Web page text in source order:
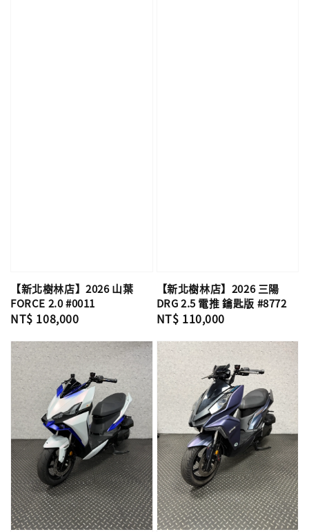
【新北樹林店】2026 山葉
FORCE 2.0 #0011
Regular
NT$ 108,000
【新北樹林店】2026 三陽
DRG 2.5 電推 鑰匙版 #8772
Regular
NT$ 110,000